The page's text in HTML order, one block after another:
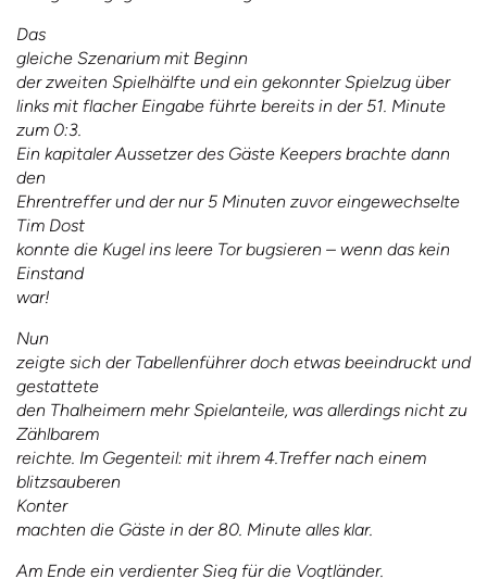
Das
gleiche Szenarium mit Beginn
der zweiten Spielhälfte und ein gekonnter Spielzug über
links mit flacher Eingabe führte bereits in der 51. Minute
zum 0:3.
Ein kapitaler Aussetzer des Gäste Keepers brachte dann
den
Ehrentreffer und der nur 5 Minuten zuvor eingewechselte
Tim Dost
konnte die Kugel ins leere Tor bugsieren – wenn das kein
Einstand
war!
Nun
zeigte sich der Tabellenführer doch etwas beeindruckt und
gestattete
den Thalheimern mehr Spielanteile, was allerdings nicht zu
Zählbarem
reichte. Im Gegenteil: mit ihrem 4.Treffer nach einem
blitzsauberen
Konter
machten die Gäste in der 80. Minute alles klar.
Am Ende ein verdienter Sieg für die Vogtländer.